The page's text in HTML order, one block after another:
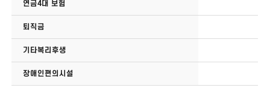
연금4대 보험
퇴직금
기타복리후생
장애인편의시설